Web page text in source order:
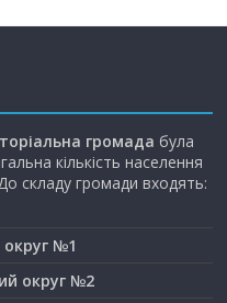
громада була
кількість населення
складу громади входять:
округ №1
округ №2